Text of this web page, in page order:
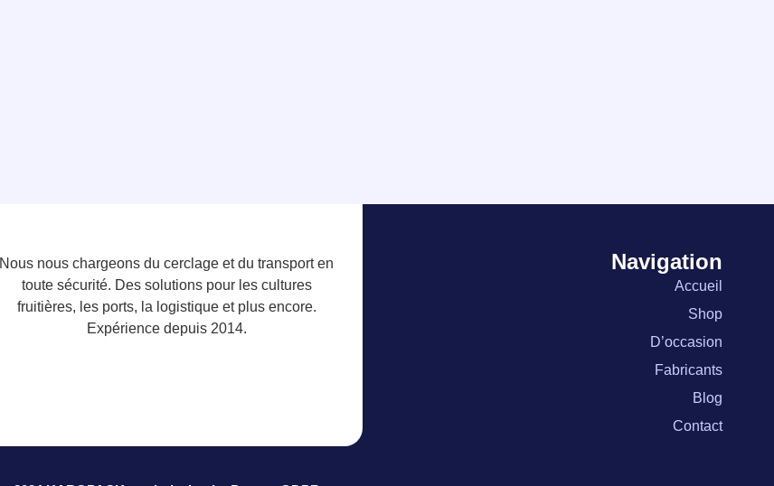
Nous nous chargeons du cerclage et du transport en
toute sécurité. Des solutions pour les cultures
fruitières, les ports, la logistique et plus encore.
Expérience depuis 2014.
Navigation
Accueil
Shop
D’occasion
Fabricants
Blog
Contact